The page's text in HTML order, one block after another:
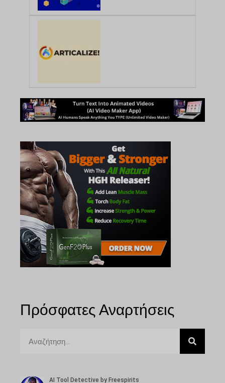
Πρόσφατες Αναρτήσεις